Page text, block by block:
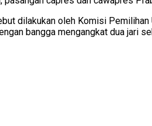
dilakukan oleh Komisi
bangga mengangkat dua jari